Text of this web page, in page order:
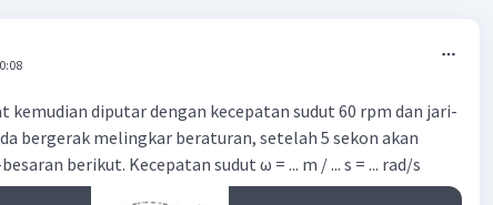
kemudian diputar dengan kecepatan sudut 60 rpm dan jari-
bergerak melingkar beraturan, setelah 5 sekon akan
berikut. Kecepatan sudut ω = ... m / ... s = ... rad/s